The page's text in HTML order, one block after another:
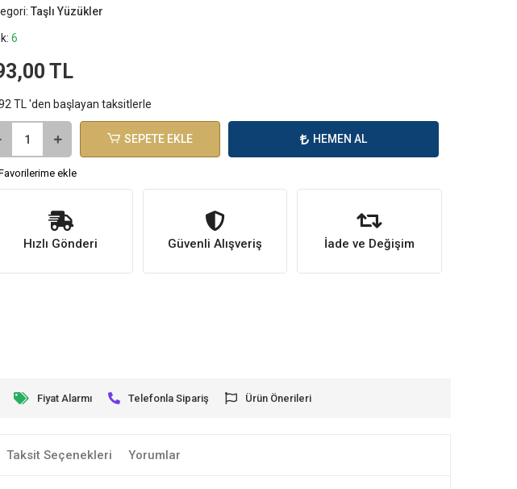
Taşlı Yüzükler
6
TL
TL 'den başlayan taksitlerle
SEPETE EKLE HEMEN AL
ekle
Hızlı Gönderi Güvenli Alışveriş İade ve Değişim
Fiyat Alarmı Telefonla Sipariş Ürün Önerileri
Taksit Seçenekleri Yorumlar